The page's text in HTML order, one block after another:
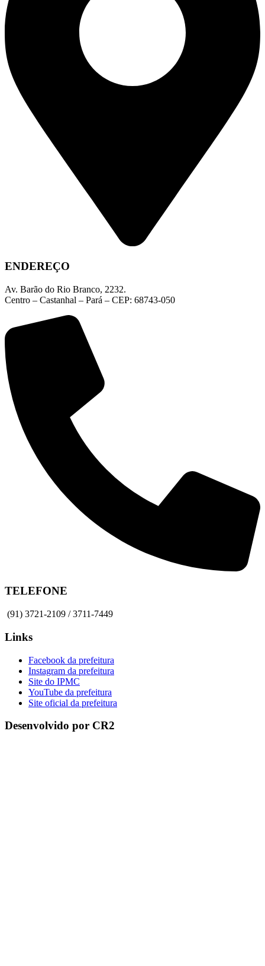
ENDEREÇO
Av. Barão do Rio Branco, 2232.
Centro – Castanhal – Pará – CEP: 68743-050
TELEFONE
(91) 3721-2109 / 3711-7449
Links
Facebook da prefeitura
Instagram da prefeitura
Site do IPMC
YouTube da prefeitura
Site oficial da prefeitura
Desenvolvido por CR2